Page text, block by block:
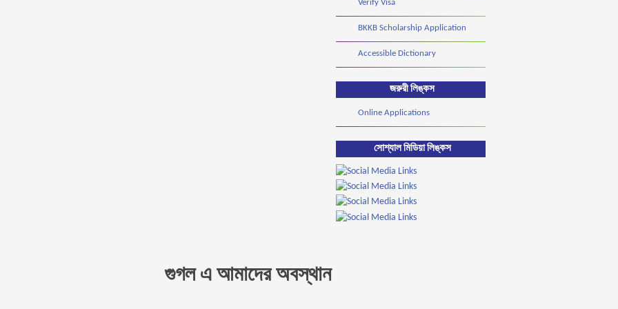
Verify Visa
BKKB Scholarship Application
Accessible Dictionary
জরুরী লিঙ্কস
Online Applications
সোশ্যাল মিডিয়া লিঙ্কস
গুগল এ আমাদের অবস্থান